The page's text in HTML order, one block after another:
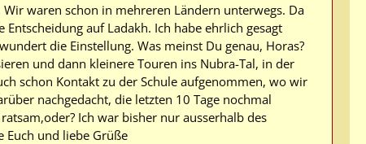
waren schon in mehreren Ländern unterwegs. Da
auf Ladakh. Ich habe ehrlich gesagt
die Einstellung. Was meinst Du genau, Horas?
und dann kleinere Touren ins Nubra-Tal, in der
schon Kontakt zu der Schule aufgenommen, wo wir
nachgedacht, die letzten 10 Tage nochmal
Ich war bisher nur ausserhalb des
Euch und liebe Grüße